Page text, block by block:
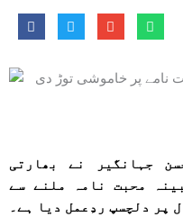
جہانگیر نے بھارتی
محبت نامہ ملنے سے
پر دلچسپ ردِعمل دیا ہے۔